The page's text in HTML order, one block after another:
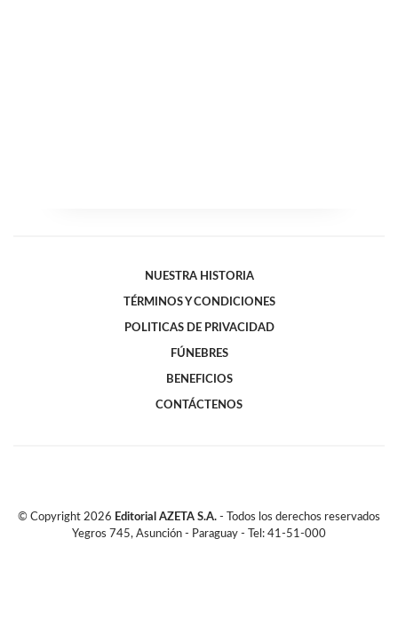
NUESTRA HISTORIA
TÉRMINOS Y CONDICIONES
POLITICAS DE PRIVACIDAD
FÚNEBRES
BENEFICIOS
CONTÁCTENOS
© Copyright 2026 Editorial AZETA S.A. - Todos los derechos reservados
Yegros 745, Asunción - Paraguay - Tel: 41-51-000